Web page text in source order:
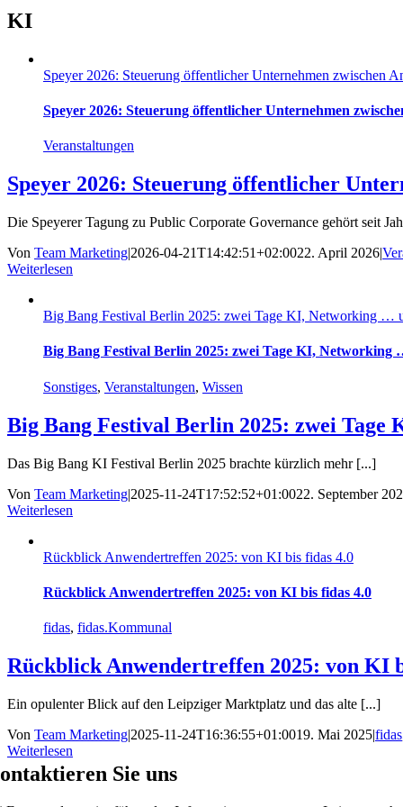
KI
Speyer 2026: Steuerung öffentlicher Unternehmen zwischen
Speyer 2026: Steuerung öffentlicher Unternehmen
Veranstaltungen
Speyer 2026: Steuerung öffentlicher
Die Speyerer Tagung zu Public Corporate Governance gehört seit
Von Team Marketing|2026-04-21T14:42:51+02:0022. April 2026|
Weiterlesen
Big Bang Festival Berlin 2025: zwei Tage KI, Networking …
Big Bang Festival Berlin 2025: zwei Tage KI, Networking
Sonstiges, Veranstaltungen, Wissen
Big Bang Festival Berlin 2025: zwei
Das Big Bang KI Festival Berlin 2025 brachte kürzlich mehr [...]
Von Team Marketing|2025-11-24T17:52:52+01:0022. September
Weiterlesen
Rückblick Anwendertreffen 2025: von KI bis fidas 4.0
Rückblick Anwendertreffen 2025: von KI bis fidas 4.0
fidas, fidas.Kommunal
Rückblick Anwendertreffen 2025: von KI
Ein opulenter Blick auf den Leipziger Marktplatz und das alte [...]
Von Team Marketing|2025-11-24T16:36:55+01:0019. Mai 2025|fidas
Weiterlesen
Sie uns